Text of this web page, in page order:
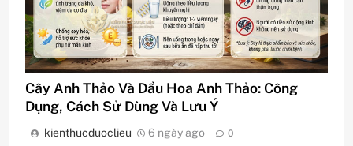
Cây Anh Thảo Và Dầu Hoa Anh Thảo: Công
Dụng, Cách Sử Dùng Và Lưu Ý
kienthucduoclieu 6 ngày ago 0